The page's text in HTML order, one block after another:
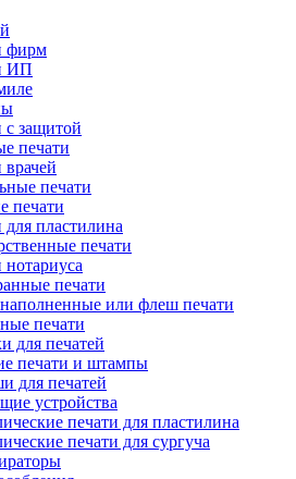
фирм
ИП
с защитой
печати
печати
печати
для пластилина
печати
печати
или флеш печати
печати
для печатей
печати и штампы
для печатей
устройства
печати для пластилина
печати для сургуча